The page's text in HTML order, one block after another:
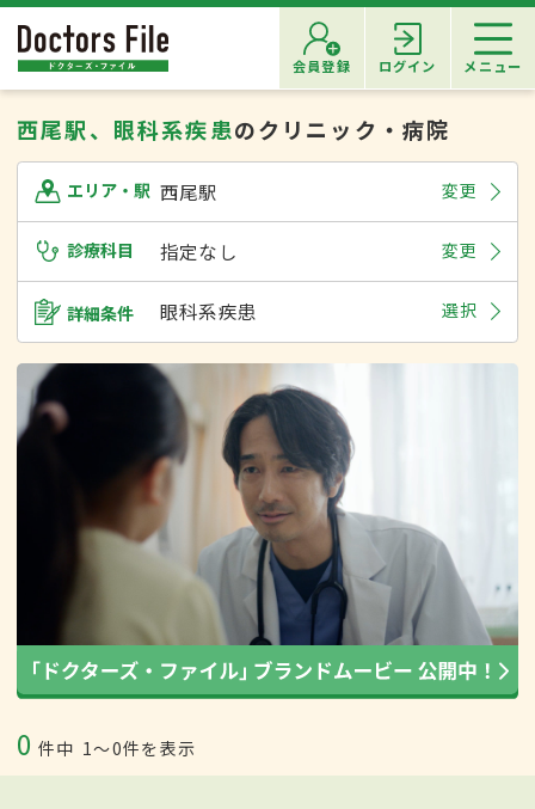
会員登録 ログイン メニュー
西尾駅、眼科系疾患のクリニック・病院
エリア・駅 西尾駅 変更
診療科目 指定なし 変更
詳細条件 眼科系疾患 選択
0 件中 1〜0件を表示